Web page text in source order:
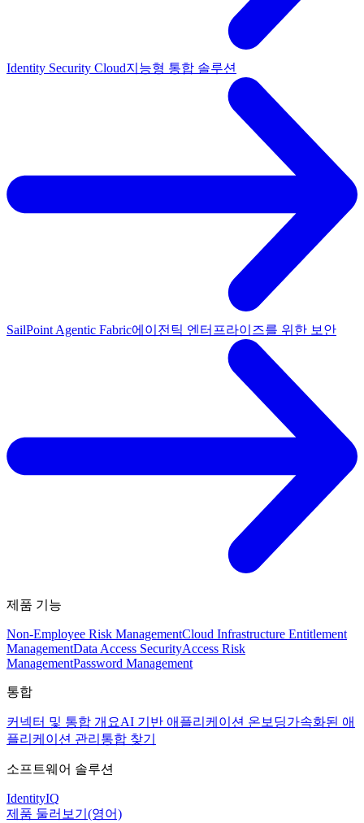
Identity Security Cloud지능형 통합 솔루션
SailPoint Agentic Fabric에이전틱 엔터프라이즈를 위한 보안
제품 기능
Non-Employee Risk ManagementCloud Infrastructure Entitlement
ManagementData Access SecurityAccess Risk
ManagementPassword Management
통합
커넥터 및 통합 개요AI 기반 애플리케이션 온보딩가속화된 애
플리케이션 관리 통합 찾기
소프트웨어 솔루션
IdentityIQ
제품 둘러보기(영어)